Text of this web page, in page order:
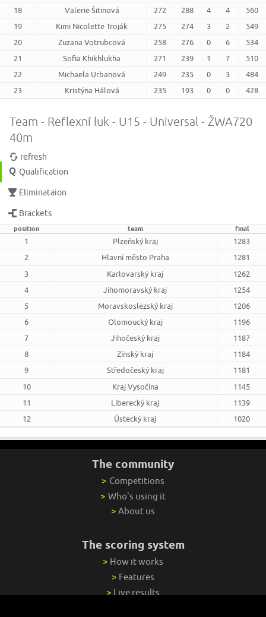
18
Valerie Šitinová 272 288 4 4
560
19
Kimi Nicolette Troják 275 274 3 2
549
20
Zuzana Votrubcová 258 276 0 6
534
21
Sofia Khikhlukha 271 239 1 7
510
22
Michaela Urbanová 249 235 0 3
484
23
Kristýna Hálová 235 193 0 0 428
Team - Reflexní luk - U15 - Universal - ŽWA720
40m
refresh
Qualification
Eliminataion
Brackets
position team final
1 Plzeňský kraj
1283
2
Hlavní město Praha
1281
3
Karlovarský kraj
1262
4
Jihomoravský kraj
1254
5
Moravskoslezský kraj
1206
6
Olomoucký kraj
1196
7
Jihočeský kraj
1187
8
Zínský kraj
1184
9
Středočeský kraj
1181
10
Kraj Vysočina
1145
11
Liberecký kraj
1139
12
Ústecký kraj 1020
The community
> Competitions
> Who's using it
> About us
The scoring system
> How it works
> Features
> Live results